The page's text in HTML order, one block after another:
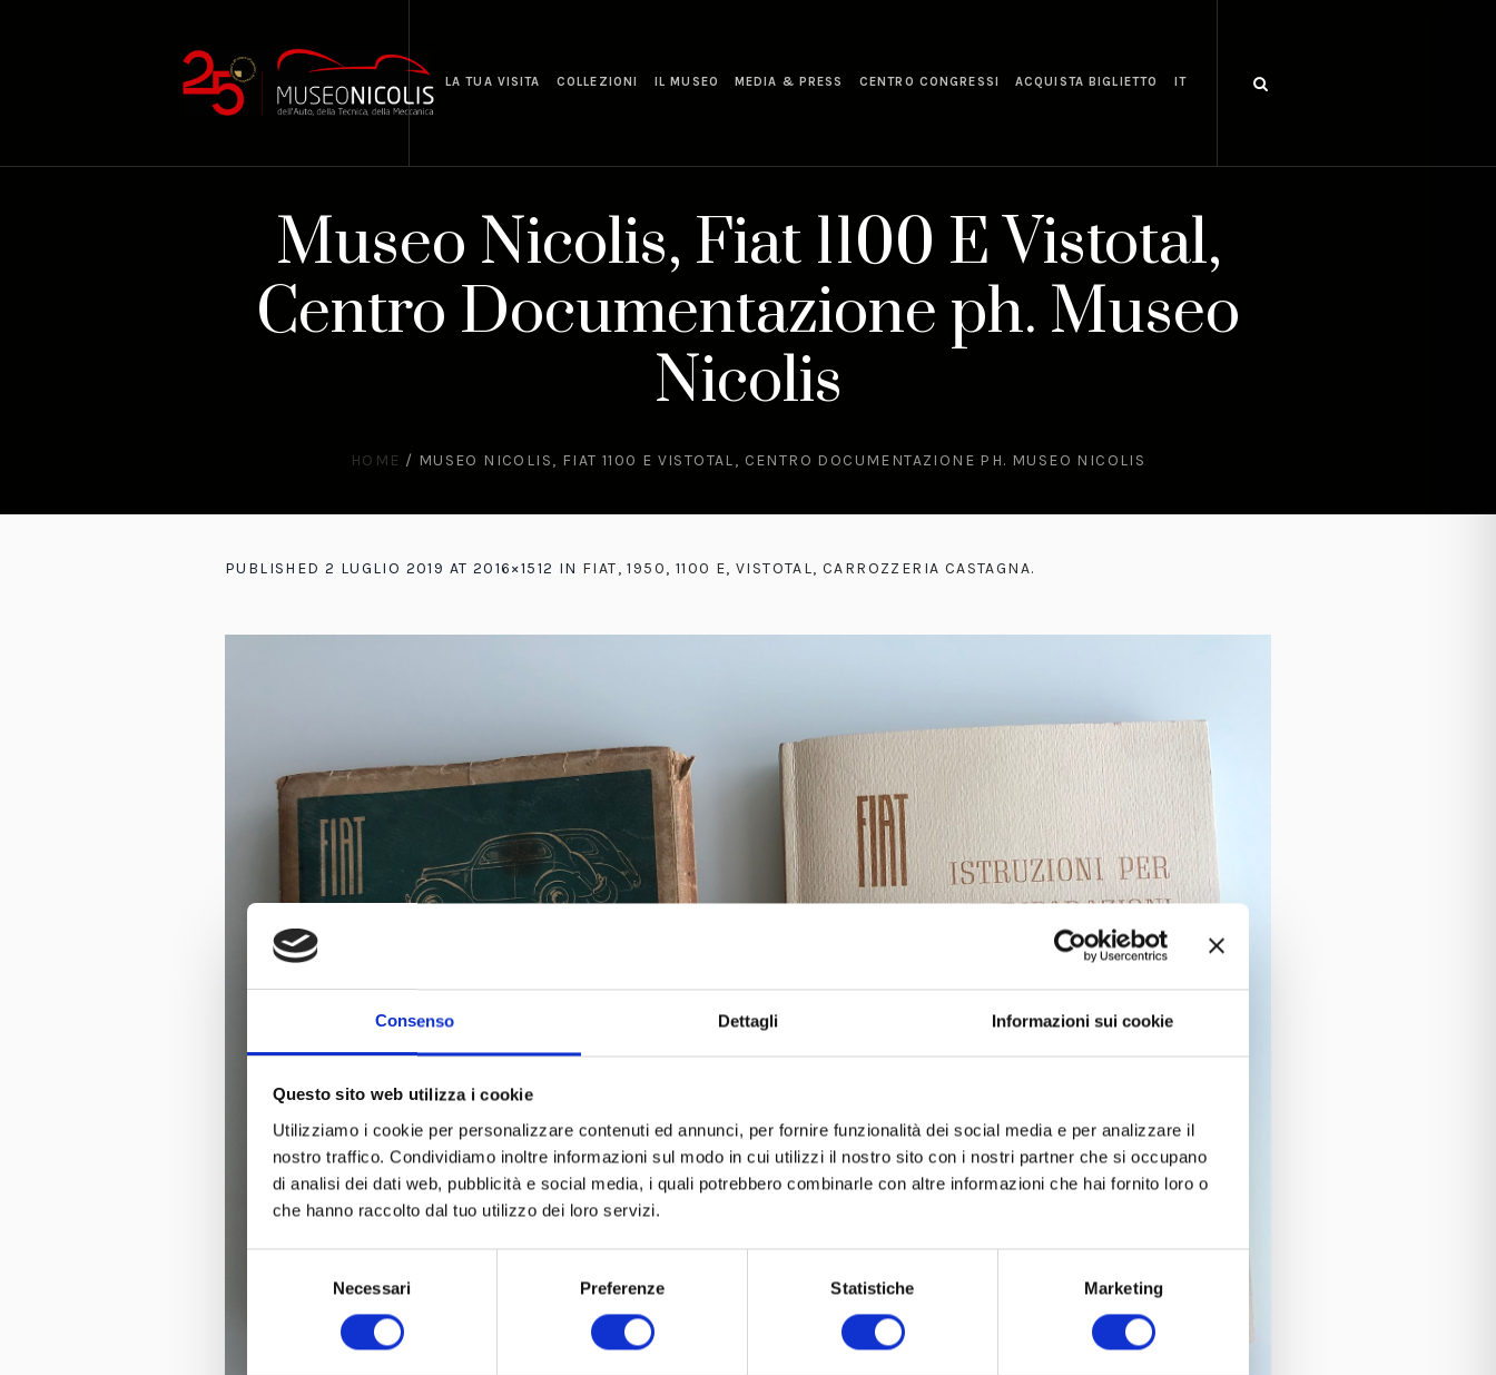
Consenso Dettagli Informazioni sui cookie
Questo sito web utilizza i cookie
Utilizziamo i cookie per personalizzare contenuti ed annunci, per fornire funzionalità dei social media e per analizzare il
nostro traffico. Condividiamo inoltre informazioni sul modo in cui utilizzi il nostro sito con i nostri partner che si occupano
di analisi dei dati web, pubblicità e social media, i quali potrebbero combinarle con altre informazioni che hai fornito loro o
che hanno raccolto dal tuo utilizzo dei loro servizi.
Necessari Preferenze Statistiche Marketing
LA TUA VISITA COLLEZIONI IL MUSEO MEDIA & PRESS CENTRO CONGRESSI ACQUISTA BIGLIETTO IT
Museo Nicolis, Fiat 1100 E Vistotal,
Centro Documentazione ph. Museo
Nicolis
HOME / MUSEO NICOLIS, FIAT 1100 E VISTOTAL, CENTRO DOCUMENTAZIONE PH. MUSEO NICOLIS
PUBLISHED 2 LUGLIO 2019 AT 2016×1512 IN FIAT, 1950, 1100 E, VISTOTAL, CARROZZERIA CASTAGNA.